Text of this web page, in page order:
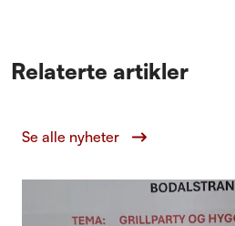
Relaterte artikler
Se alle nyheter